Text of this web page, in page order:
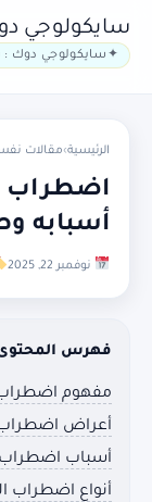
سايكولوجي
سايكولوجي دوك :
الرئيسية›مقالات
اضطراب
أسبابه
نوفمبر 22, 2025
فهرس
مفهوم اضطراب
أعراض اضطراب
أسباب اضطراب
أنواع اضطراب